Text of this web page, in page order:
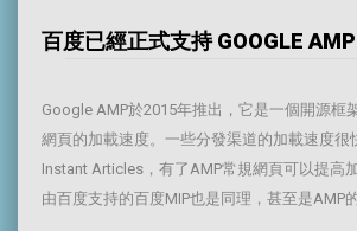
百度已經正式支持 GOOGLE
Google AMP於2015年推出，它是一個開源框
網頁的加載速度。一些分發渠道的加載速度很
Instant Articles，有了AMP常規網頁可以提高
由百度支持的百度MIP也是同理，甚至是AMP